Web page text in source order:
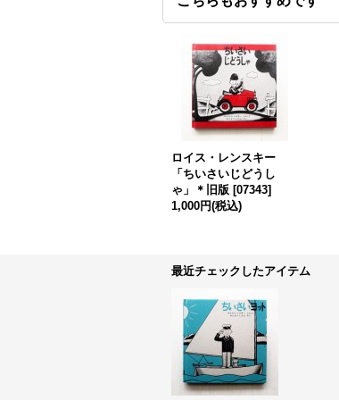
ロイス・レンスキー
「ちいさいじどうし
ゃ」＊旧版 [07343]
1,000円(税込)
最近チェックしたアイテム